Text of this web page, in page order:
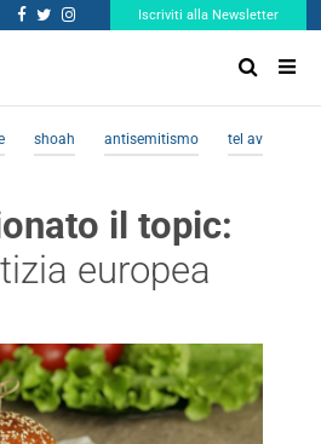
Iscriviti alla Newsletter
shoah antisemitismo tel aviv
il topic:
europea